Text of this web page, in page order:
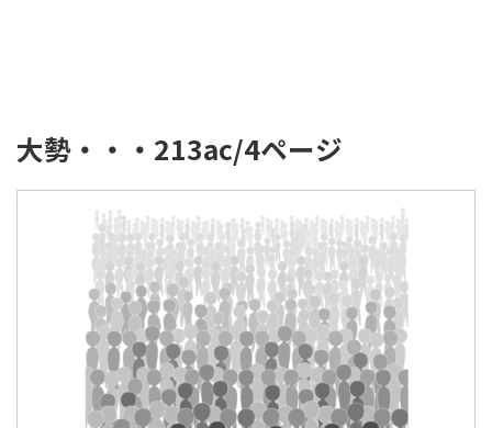
大勢・・・213ac/4ページ